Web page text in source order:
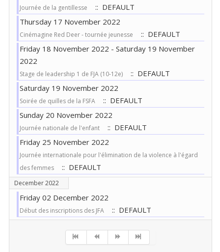
Journée de la gentillesse
:: DEFAULT
Thursday 17 November 2022
Cinémagine Red Deer - tournée jeunesse
:: DEFAULT
Friday 18 November 2022 - Saturday 19 November
2022
Stage de leadership 1 de FJA (10-12e)
:: DEFAULT
Saturday 19 November 2022
Soirée de quilles de la FSFA
:: DEFAULT
Sunday 20 November 2022
Journée nationale de l'enfant
:: DEFAULT
Friday 25 November 2022
Journée internationale pour l'élimination de la violence à l'égard
des femmes
:: DEFAULT
December 2022
Friday 02 December 2022
Début des inscriptions des JFA :: DEFAULT